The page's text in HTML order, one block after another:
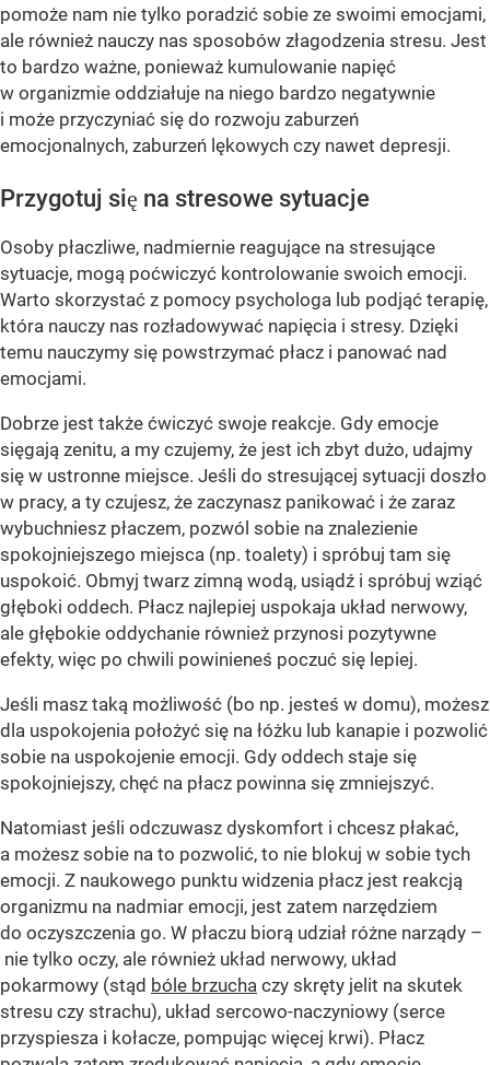
pomoże nam nie tylko poradzić sobie ze swoimi emocjami,
ale również nauczy nas sposobów złagodzenia stresu. Jest
to bardzo ważne, ponieważ kumulowanie napięć
w organizmie oddziałuje na niego bardzo negatywnie
i może przyczyniać się do rozwoju zaburzeń
emocjonalnych, zaburzeń lękowych czy nawet depresji.
Przygotuj się na stresowe sytuacje
Osoby płaczliwe, nadmiernie reagujące na stresujące
sytuacje, mogą poćwiczyć kontrolowanie swoich emocji.
Warto skorzystać z pomocy psychologa lub podjąć terapię,
która nauczy nas rozładowywać napięcia i stresy. Dzięki
temu nauczymy się powstrzymać płacz i panować nad
emocjami.
Dobrze jest także ćwiczyć swoje reakcje. Gdy emocje
sięgają zenitu, a my czujemy, że jest ich zbyt dużo, udajmy
się w ustronne miejsce. Jeśli do stresującej sytuacji doszło
w pracy, a ty czujesz, że zaczynasz panikować i że zaraz
wybuchniesz płaczem, pozwól sobie na znalezienie
spokojniejszego miejsca (np. toalety) i spróbuj tam się
uspokoić. Obmyj twarz zimną wodą, usiądź i spróbuj wziąć
głęboki oddech. Płacz najlepiej uspokaja układ nerwowy,
ale głębokie oddychanie również przynosi pozytywne
efekty, więc po chwili powinieneś poczuć się lepiej.
Jeśli masz taką możliwość (bo np. jesteś w domu), możesz
dla uspokojenia położyć się na łóżku lub kanapie i pozwolić
sobie na uspokojenie emocji. Gdy oddech staje się
spokojniejszy, chęć na płacz powinna się zmniejszyć.
Natomiast jeśli odczuwasz dyskomfort i chcesz płakać,
a możesz sobie na to pozwolić, to nie blokuj w sobie tych
emocji. Z naukowego punktu widzenia płacz jest reakcją
organizmu na nadmiar emocji, jest zatem narzędziem
do oczyszczenia go. W płaczu biorą udział różne narządy –
nie tylko oczy, ale również układ nerwowy, układ
pokarmowy (stąd bóle brzucha czy skręty jelit na skutek
stresu czy strachu), układ sercowo-naczyniowy (serce
przyspiesza i kołacze, pompując więcej krwi). Płacz